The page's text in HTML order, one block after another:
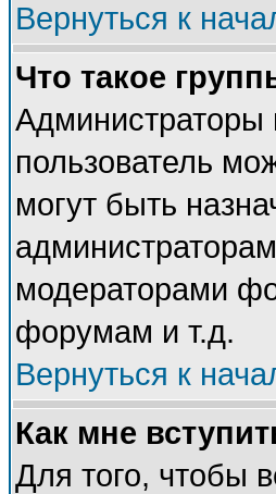
Вернуться к
Что такое
Администраторы
пользователь
могут быть
модераторами
форумам и т.д.
Вернуться к
Как мне
Для того, чтобы